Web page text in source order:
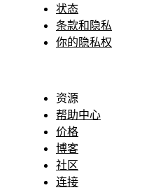
状态
条款和隐私
你的隐私权
资源
帮助中心
价格
博客
社区
连接